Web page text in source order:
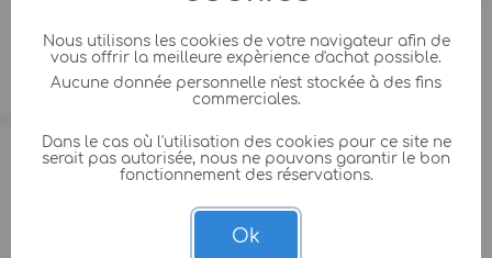
Nous utilisons les cookies de votre navigateur afin de
vous offrir la meilleure expèrience d'achat possible.
Aucune donnée personnelle n'est stockée à des fins
commerciales.
Dans le cas où l'utilisation des cookies pour ce site ne
serait pas autorisée, nous ne pouvons garantir le bon
fonctionnement des réservations.
Ok